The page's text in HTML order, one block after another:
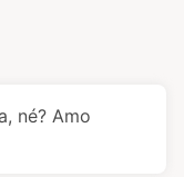
né? Amo